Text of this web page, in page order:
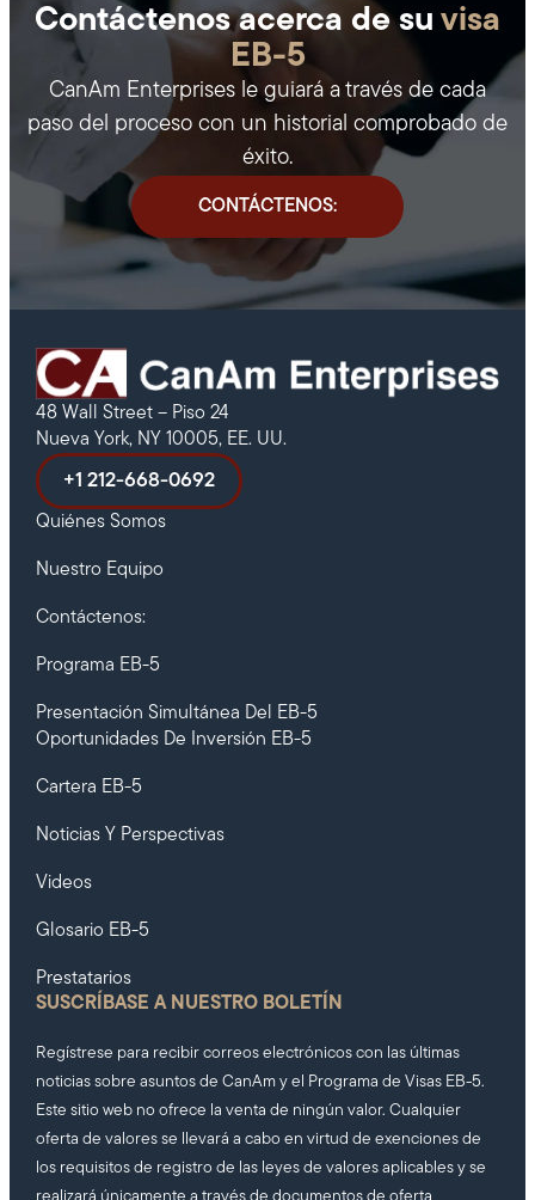
Contáctenos acerca de su visa
EB-5
CanAm Enterprises le guiará a través de cada
paso del proceso con un historial comprobado de
éxito.
CONTÁCTENOS:
48 Wall Street – Piso 24
Nueva York, NY 10005, EE. UU.
+1 212-668-0692
Quiénes Somos
Nuestro Equipo
Contáctenos:
Programa EB-5
Presentación Simultánea Del EB-5
Oportunidades De Inversión EB-5
Cartera EB-5
Noticias Y Perspectivas
Videos
Glosario EB-5
Prestatarios
SUSCRÍBASE A NUESTRO BOLETÍN
Regístrese para recibir correos electrónicos con las últimas
noticias sobre asuntos de CanAm y el Programa de Visas EB-5.
Este sitio web no ofrece la venta de ningún valor. Cualquier
oferta de valores se llevará a cabo en virtud de exenciones de
los requisitos de registro de las leyes de valores aplicables y se